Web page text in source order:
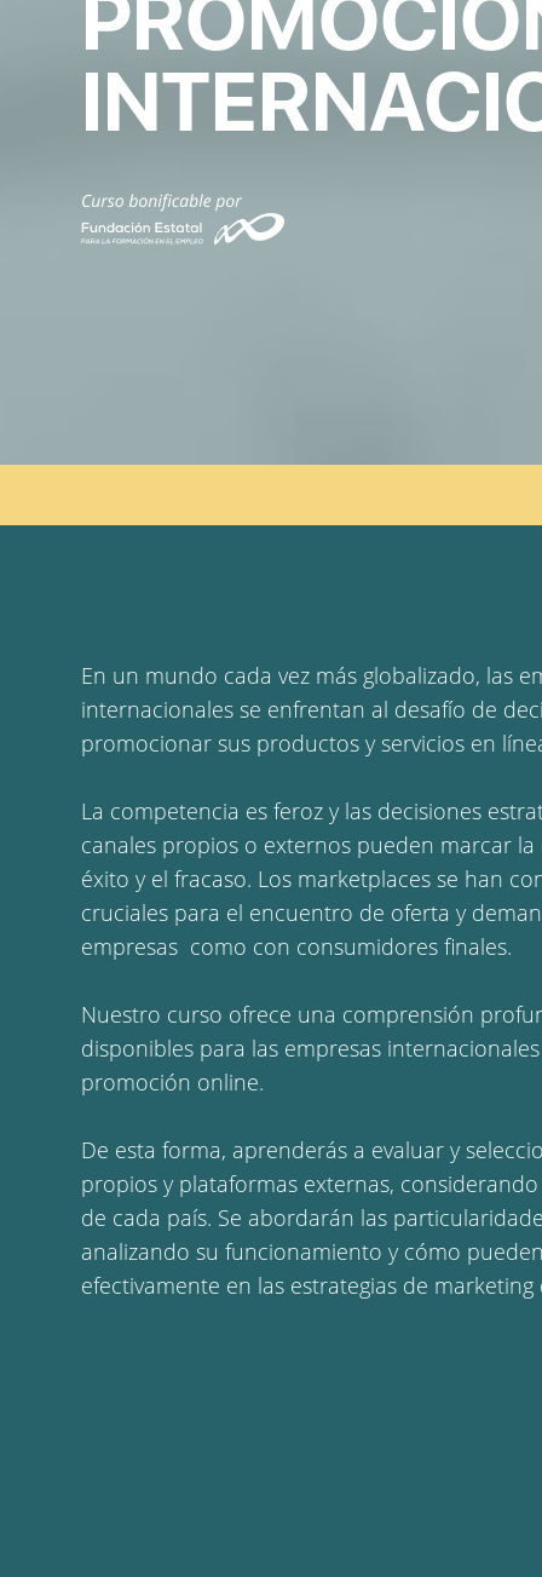
En un mundo cada vez más globalizado, las
internacionales se enfrentan al desafío de
promocionar sus productos y servicios en
La competencia es feroz y las decisiones
canales propios o externos pueden marcar
éxito y el fracaso. Los marketplaces se han
cruciales para el encuentro de oferta y
empresas como con consumidores finales.
Nuestro curso ofrece una comprensión
disponibles para las empresas
promoción online.
De esta forma, aprenderás a evaluar y
propios y plataformas externas,
de cada país. Se abordarán las
analizando su funcionamiento y cómo
efectivamente en las estrategias de marketing